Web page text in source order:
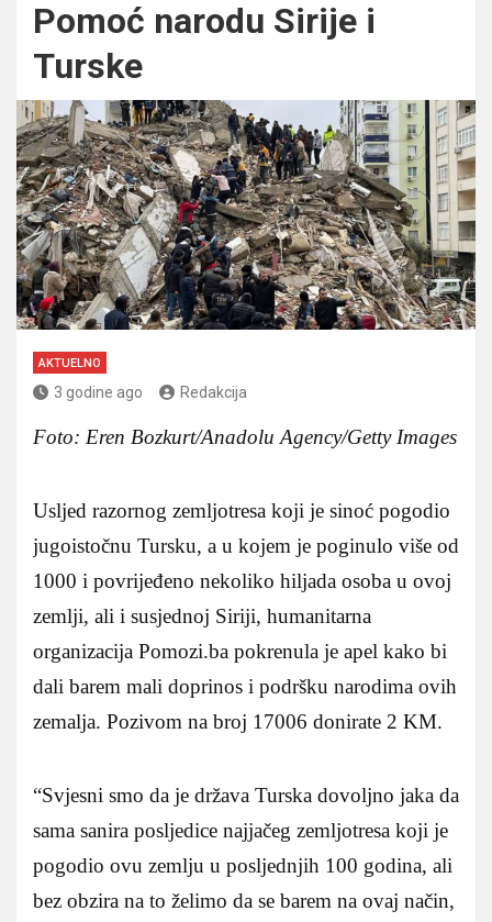
Pomoć narodu Sirije i
Turske
AKTUELNO
3 godine ago Redakcija
Foto: Eren Bozkurt/Anadolu Agency/Getty Images
Usljed razornog zemljotresa koji je sinoć pogodio
jugoistočnu Tursku, a u kojem je poginulo više od
1000 i povrijeđeno nekoliko hiljada osoba u ovoj
zemlji, ali i susjednoj Siriji, humanitarna
organizacija Pomozi.ba pokrenula je apel kako bi
dali barem mali doprinos i podršku narodima ovih
zemalja. Pozivom na broj 17006 donirate 2 KM.
“Svjesni smo da je država Turska dovoljno jaka da
sama sanira posljedice najjačeg zemljotresa koji je
pogodio ovu zemlju u posljednjih 100 godina, ali
bez obzira na to želimo da se barem na ovaj način,